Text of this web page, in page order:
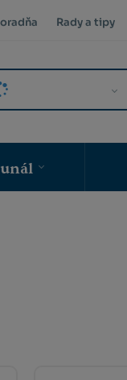
Rady a tipy